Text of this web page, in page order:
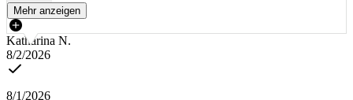
Mehr anzeigen
Katharina N.
8/2/2026
8/1/2026